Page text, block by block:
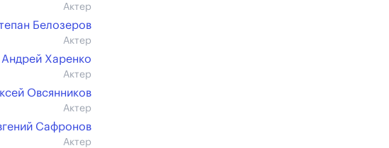
Актер
Белозеров
Актер
Андрей Харенко
Актер
Овсянников
Актер
Сафронов
Актер